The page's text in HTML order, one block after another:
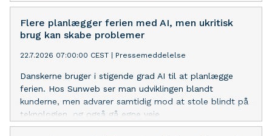
varme med uformindsket styrke, og efterspørgslen på
sensommer- og efterårsrejser er høj.
Flere planlægger ferien med AI, men ukritisk
brug kan skabe problemer
22.7.2026 07:00:00 CEST Pressemeddelelse
Danskerne bruger i stigende grad AI til at planlægge
ferien. Hos Sunweb ser man udviklingen blandt
kunderne, men advarer samtidig mod at stole blindt på
teknologien, og også gå egne veje.